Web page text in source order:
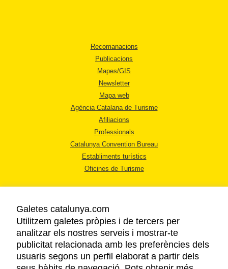
Recomanacions
Publicacions
Mapes/GIS
Newsletter
Mapa web
Agència Catalana de Turisme
Afiliacions
Professionals
Catalunya Convention Bureau
Establiments turístics
Oficines de Turisme
AVÍS LEGAL
POLÍTICA DE PRIVACITAT
COOKIES
Galetes catalunya.com
Utilitzem galetes pròpies i de tercers per
analitzar els nostres serveis i mostrar-te
publicitat relacionada amb les preferències dels
usuaris segons un perfil elaborat a partir dels